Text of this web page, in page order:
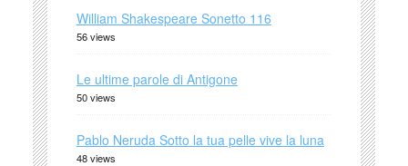
William Shakespeare Sonetto 116
56 views
Le ultime parole di Antigone
50 views
Pablo Neruda Sotto la tua pelle vive la luna
48 views